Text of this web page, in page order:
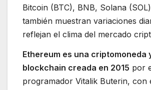
Bitcoin (BTC), BNB, Solana
también muestran variaciones
reflejan el clima del mercado
Ethereum es una criptomoneda
blockchain creada en 2015 por
programador Vitalik Buterin, con